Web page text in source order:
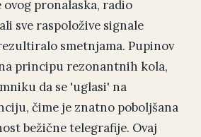
pronalaska, radio
sve raspoložive signale
smetnjama. Pupinov
principu rezonantnih kola,
da se 'uglasi' na
čime je znatno poboljšana
bežične telegrafije. Ovaj